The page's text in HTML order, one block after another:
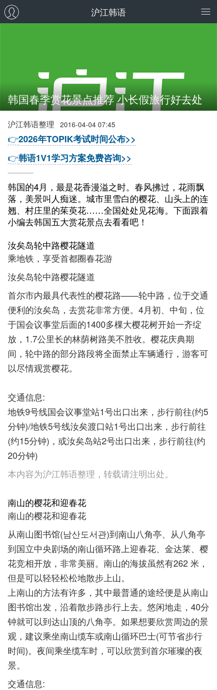
沪江韩语
韩国春季赏花景点推荐 小长假旅行好去处
沪江韩语整理 2016-04-04 07:45
👉2026年TOPIK考试时间公布>>
👉韩语1V1学习方案免费咨询>>
韩国的4月，最是花香漫溢之时。春风拂过，花雨飘
落，美景叫人痴迷。城市里雪白的樱花、山头上的连
翘、村庄里的茱萸花……全国处处见花海。下面跟着
小编去韩国五大赏花景点去看看吧！
汝矣岛轮中路樱花隧道
乘地铁，享受首都圈春花游
汝矣岛轮中路樱花隧道
首尔市内最具代表性的樱花路——轮中路，位于交通
便利的汝矣岛，去赏花非常方便。4月初、中旬，位
于国会议事堂后面的1400多棵大樱花树开始一齐绽
放，1.7公里长的林荫树路美不胜收。樱花庆典期
间，轮中路的部分路段将全面禁止车辆通行，游客可
以尽情观赏樱花。
交通信息:
地铁9号线国会议事堂站1号出口出来，步行前往(约5
分钟)/地铁5号线汝矣渡口站1号出口出来，步行前往
(约15分钟)，或汝矣岛站2号出口出来，步行前往(约
20分钟)
本内容为沪江韩语整理，转载请注明出处。
南山的樱花和迎春花
南山的樱花和迎春花
从南山图书馆(남산도서관)到南山八角亭、从八角亭
到国立中央剧场的南山循环路上迎春花、金达莱、樱
花竞相开放，非常美丽。南山的海拔虽然有262 米，
但是可以轻轻松松地散步上山。
上南山的方法有许多，其中最普通的途经便是从南山
图书馆出发，沿着散步路步行上去。悠闲地走，40分
钟就可以到达山顶的八角亭。如果想要欣赏周边的景
观，建议乘坐南山缆车或南山循环巴士(可节省步行
时间)。夜间乘坐缆车时，可以欣赏到首尔璀璨的夜
景。
交通信息: